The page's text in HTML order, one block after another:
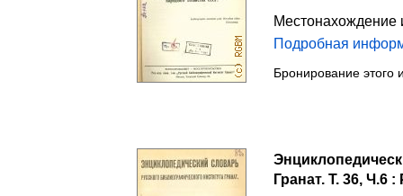
Местонахождение
Подробная
Бронирование этого
Гранат. Т. 36,